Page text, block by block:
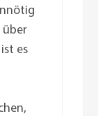
über
es